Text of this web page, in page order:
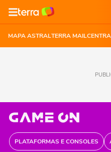
MAPA ASTRALTERRA MAIL
PLATAFORMAS E CONSOLES